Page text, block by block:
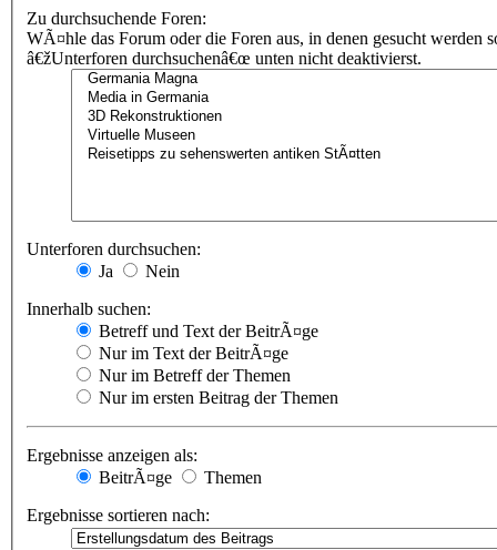
Zu durchsuchende Foren:
WÃ¤hle das Forum oder die Foren aus, in denen gesucht
â€žUnterforen durchsuchenâ€œ unten nicht deaktivierst.
Unterforen durchsuchen:
Ja
Nein
Innerhalb suchen:
Betreff und Text der BeitrÃ¤ge
Nur im Text der BeitrÃ¤ge
Nur im Betreff der Themen
Nur im ersten Beitrag der Themen
Ergebnisse anzeigen als:
BeitrÃ¤ge
Themen
Ergebnisse sortieren nach: